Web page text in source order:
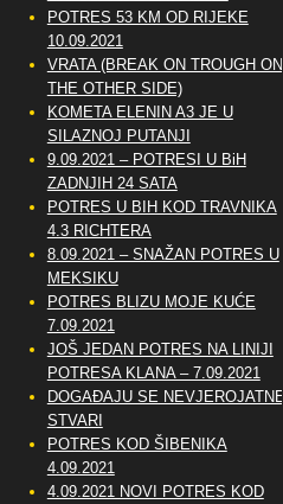
POTRES 53 KM OD RIJEKE
10.09.2021
VRATA (BREAK ON TROUGH ON
THE OTHER SIDE)
KOMETA ELENIN A3 JE U
SILAZNOJ PUTANJI
9.09.2021 – POTRESI U BiH
ZADNJIH 24 SATA
POTRES U BIH KOD TRAVNIKA
4.3 RICHTERA
8.09.2021 – SNAŽAN POTRES U
MEKSIKU
POTRES BLIZU MOJE KUĆE
7.09.2021
JOŠ JEDAN POTRES NA LINIJI
POTRESA KLANA – 7.09.2021
DOGAĐAJU SE NEVJEROJATNE
STVARI
POTRES KOD ŠIBENIKA
4.09.2021
4.09.2021 NOVI POTRES KOD